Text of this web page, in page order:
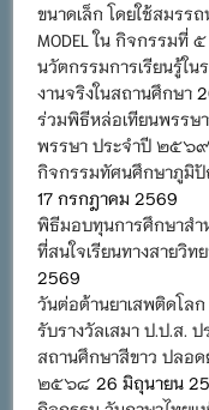
ขนาดเล็ก โดยใช้สมรร
MODEL ใน กิจกรรมที่
นวัตกรรมการเรียนรู้ใน
งานจริงในสถานศึกษา
ร่วมพิธีหล่อเทียนพรรษ
พรรษา ประจำปี ๒๕๖๙
กิจกรรมทัศนศึกษาภูมิ
17 กรกฎาคม 2569
พิธีมอบทุนการศึกษาสำ
ที่สนใจเรียนทางสายวิ
2569
วันต่อต้านยาเสพติดโ
รับรางวัลเสมา ป.ป.ส. ป
สถานศึกษาสีขาว ปลอด
๒๕๖๘ 26 มิถุนายน